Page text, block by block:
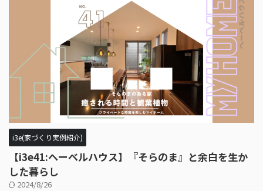
i3e(家づくり実例紹介)
【i3e41:ヘーベルハウス】『そらのま』と余白を生か
した暮らし
2024/8/26